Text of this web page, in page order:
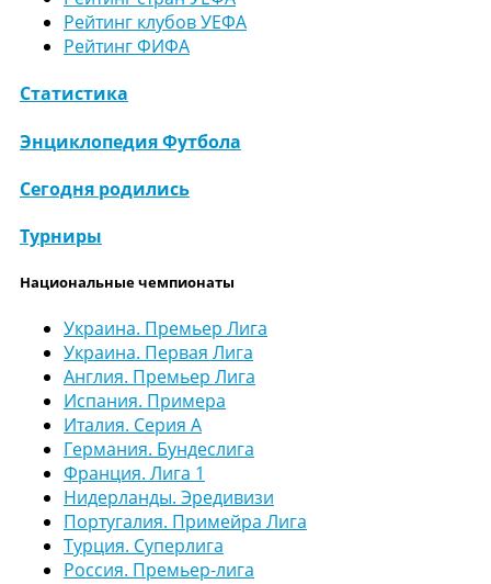
Рейтинг клубов УЕФА
Рейтинг ФИФА
Статистика
Энциклопедия Футбола
Сегодня родились
Турниры
Национальные чемпионаты
Украина. Премьер Лига
Украина. Первая Лига
Англия. Премьер Лига
Испания. Примера
Италия. Серия А
Германия. Бундеслига
Франция. Лига 1
Нидерланды. Эредивизи
Португалия. Примейра Лига
Турция. Суперлига
Россия. Премьер-лига